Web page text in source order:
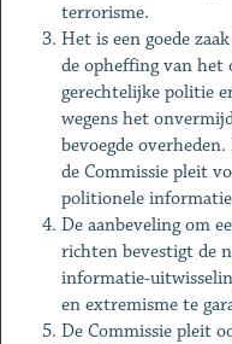
terrorisme.
Het is een goede
de opheffing van het
gerechtelijke politie
wegens het
bevoegde
de Commissie pleit
politionele
De aanbeveling om
richten bevestigt de
informatie-
en extremisme te
De Commissie pleit